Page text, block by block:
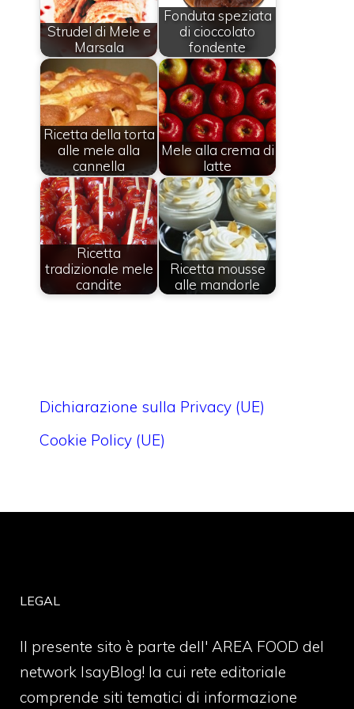
Strudel di Mele e
Marsala
Fonduta speziata
di cioccolato
fondente
Ricetta della torta
alle mele alla
cannella
Mele alla crema di
latte
Ricetta
tradizionale mele
candite
Ricetta mousse
alle mandorle
Dichiarazione sulla Privacy (UE)
Cookie Policy (UE)
LEGAL
Il presente sito è parte dell' AREA FOOD del
network IsayBlog! la cui rete editoriale
comprende siti tematici di informazione